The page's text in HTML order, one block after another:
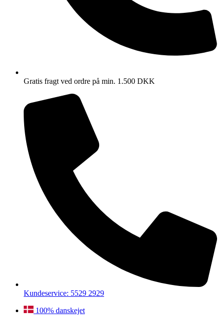
Gratis fragt ved ordre på min. 1.500 DKK
Kundeservice: 5529 2929
100% danskejet